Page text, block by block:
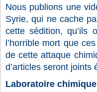
Nous publions une
Syrie, qui ne cache
cette sédition, qu’ils
l’horrible mort que
de cette attaque
d’articles seront joints
Laboratoire